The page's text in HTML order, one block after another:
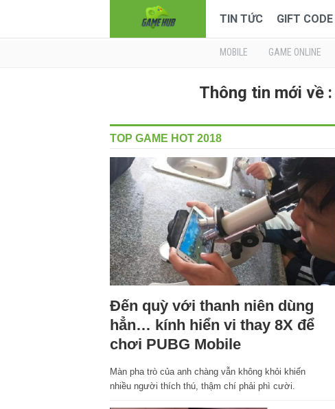
TIN TỨC GIFT CODE
MOBILE GAME ONLINE
Thông tin mới về
TOP GAME HOT 2018
Đến quỳ với thanh niên dùng
hẳn… kính hiển vi thay 8X để
chơi PUBG Mobile
Màn pha trò của anh chàng vẫn không khỏi khiến
nhiều người thích thú, thậm chí phải phì cười.